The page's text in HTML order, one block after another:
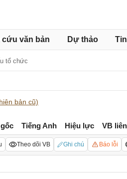
cứu văn bản Dự thảo
tổ chức
bản cũ)
Tiếng Anh Hiệu lực VB
Theo dõi VB Ghi chú Báo lỗi